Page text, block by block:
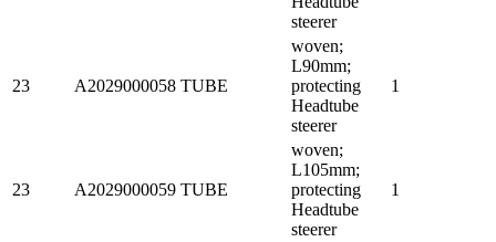
steerer
23 A2029000058 TUBE
woven;
L90mm;
protecting
Headtube
steerer
1
23 A2029000059 TUBE
woven;
L105mm;
protecting
Headtube
steerer
1